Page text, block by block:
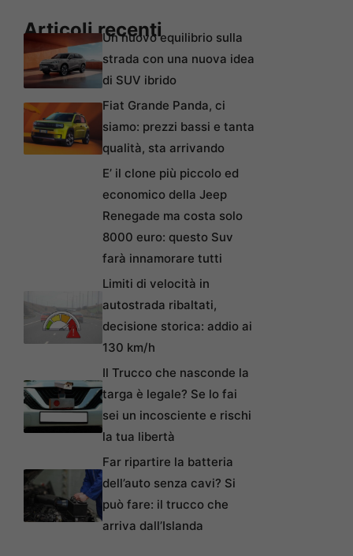
Articoli recentiUn nuovo equilibrio sulla
strada con una nuova idea
di SUV ibrido
Fiat Grande Panda, ci
siamo: prezzi bassi e tanta
qualità, sta arrivando
E’ il clone più piccolo ed
economico della Jeep
Renegade ma costa solo
8000 euro: questo Suv
farà innamorare tutti
Limiti di velocità in
autostrada ribaltati,
decisione storica: addio ai
130 km/h
Il Trucco che nasconde la
targa è legale? Se lo fai
sei un incosciente e rischi
la tua libertà
Far ripartire la batteria
dell’auto senza cavi? Si
può fare: il trucco che
arriva dall’Islanda